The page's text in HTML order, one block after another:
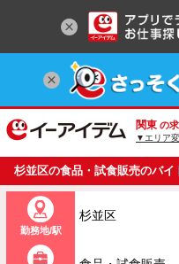
関東 の
▼エリア
杉並区の食品・試食販売のバ
勤務地/駅
杉並区